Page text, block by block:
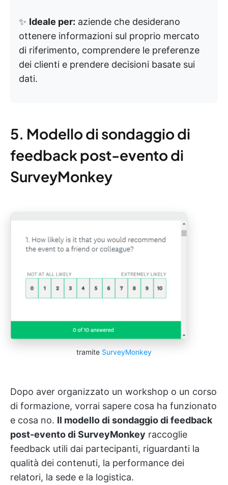
✨ Ideale per: aziende che desiderano
ottenere informazioni sul proprio mercato
di riferimento, comprendere le preferenze
dei clienti e prendere decisioni basate sui
dati.
5. Modello di sondaggio di
feedback post-evento di
SurveyMonkey
tramite SurveyMonkey
Dopo aver organizzato un workshop o un corso
di formazione, vorrai sapere cosa ha funzionato
e cosa no. Il modello di sondaggio di feedback
post-evento di SurveyMonkey raccoglie
feedback utili dai partecipanti, riguardanti la
qualità dei contenuti, la performance dei
relatori, la sede e la logistica.